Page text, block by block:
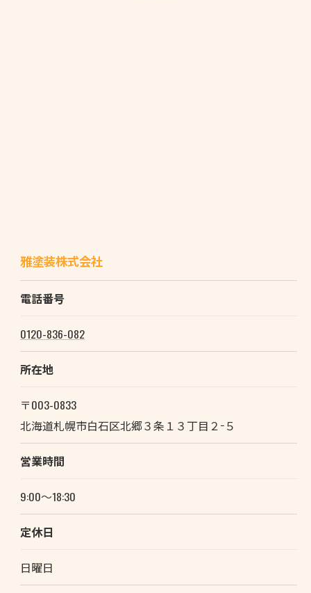
雅塗装株式会社
電話番号
0120-836-082
所在地
〒003-0833
北海道札幌市白石区北郷３条１３丁目２−５
営業時間
9:00～18:30
定休日
日曜日